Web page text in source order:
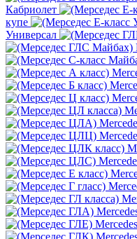
Кабриолет
купе
Универсал